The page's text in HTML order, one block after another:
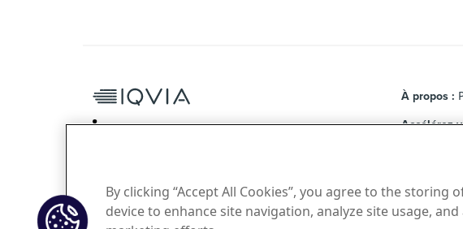
Copyright © 2026 IQVIA.
Tous droits réservés
À propos :
Accélérez
Données
By clicking “Accept All Cookies”, you agree to the storing
device to enhance site navigation, analyze site usage,